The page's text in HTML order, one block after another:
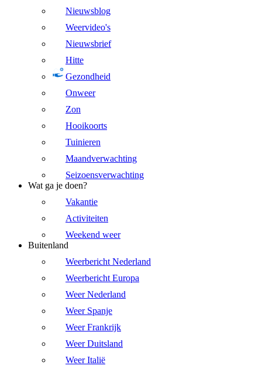
Nieuwsblog
Weervideo's
Nieuwsbrief
Hitte
Gezondheid
Onweer
Zon
Hooikoorts
Tuinieren
Maandverwachting
Seizoensverwachting
Wat ga je doen?
Vakantie
Activiteiten
Weekend weer
Buitenland
Weerbericht Nederland
Weerbericht Europa
Weer Nederland
Weer Spanje
Weer Frankrijk
Weer Duitsland
Weer Italië